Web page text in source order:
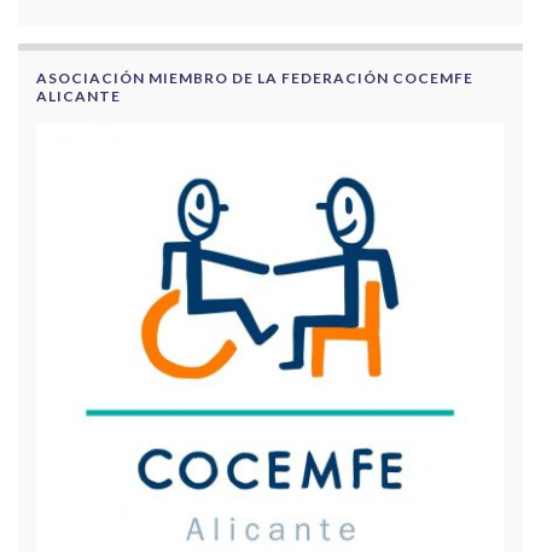
ASOCIACIÓN MIEMBRO DE LA FEDERACIÓN COCEMFE
ALICANTE